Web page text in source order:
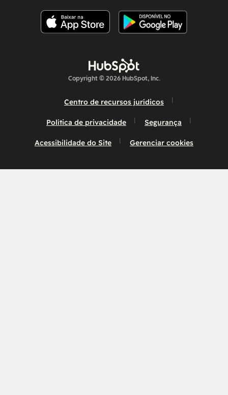
Copyright © 2026 HubSpot, Inc.
Centro de recursos jurídicos
Política de privacidade Segurança
Acessibilidade do Site Gerenciar cookies